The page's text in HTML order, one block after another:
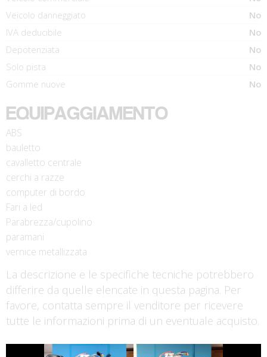
Veicolo danneggiato
No
IVA deducibile
No
Depotenziata
No
Solo pista
No
Gomme nuove
No
EQUIPAGGIAMENTO
ABS
bauletto
cavalletto centrale
cerchi a razze
computer di bordo
Fari a led
Parabrezza/cupolino
paramani
vernice metallizzata
La descrizione e le specifiche tecniche potrebbero
differire da quelle elencate in questa pagina. Per
favore, contatta sempre il venditore per ricevere
tutte le informazioni prima di un eventuale acquisto.